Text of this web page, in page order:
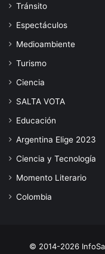
Tránsito
Espectáculos
Medioambiente
Turismo
Ciencia
SALTA VOTA
Educación
Argentina Elige 2023
Ciencia y Tecnología
Momento Literario
Colombia
© 2014-2026